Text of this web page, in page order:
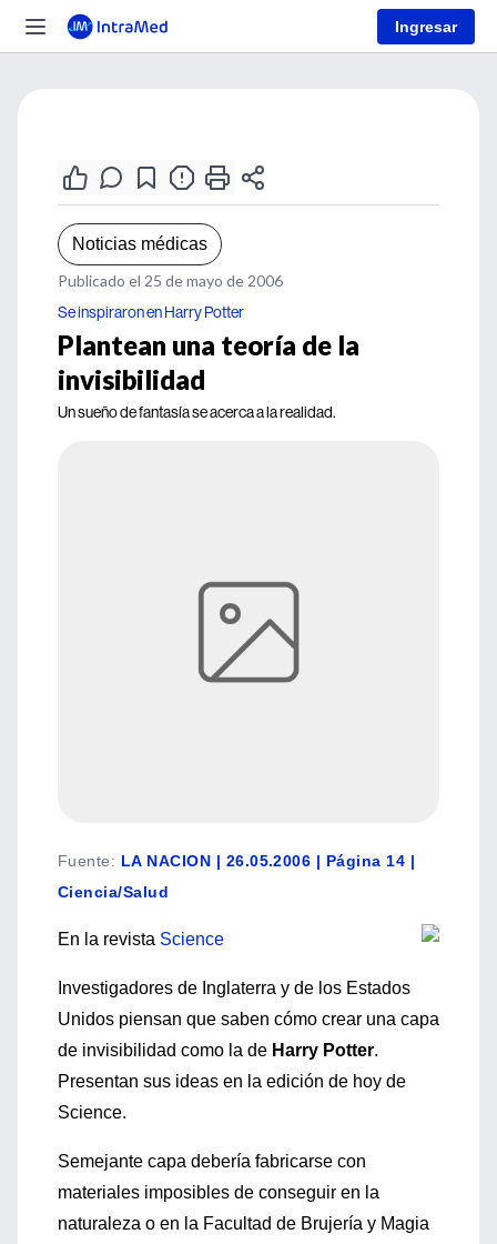
Ingresar
Noticias médicas
Publicado el 25 de mayo de 2006
Se inspiraron en Harry Potter
Plantean una teoría de la
invisibilidad
Un sueño de fantasía se acerca a la realidad.
Fuente: LA NACION | 26.05.2006 | Página 14 |
Ciencia/Salud
En la revista Science
Investigadores de Inglaterra y de los Estados
Unidos piensan que saben cómo crear una capa
de invisibilidad como la de Harry Potter.
Presentan sus ideas en la edición de hoy de
Science.
Semejante capa debería fabricarse con
materiales imposibles de conseguir en la
naturaleza o en la Facultad de Brujería y Magia